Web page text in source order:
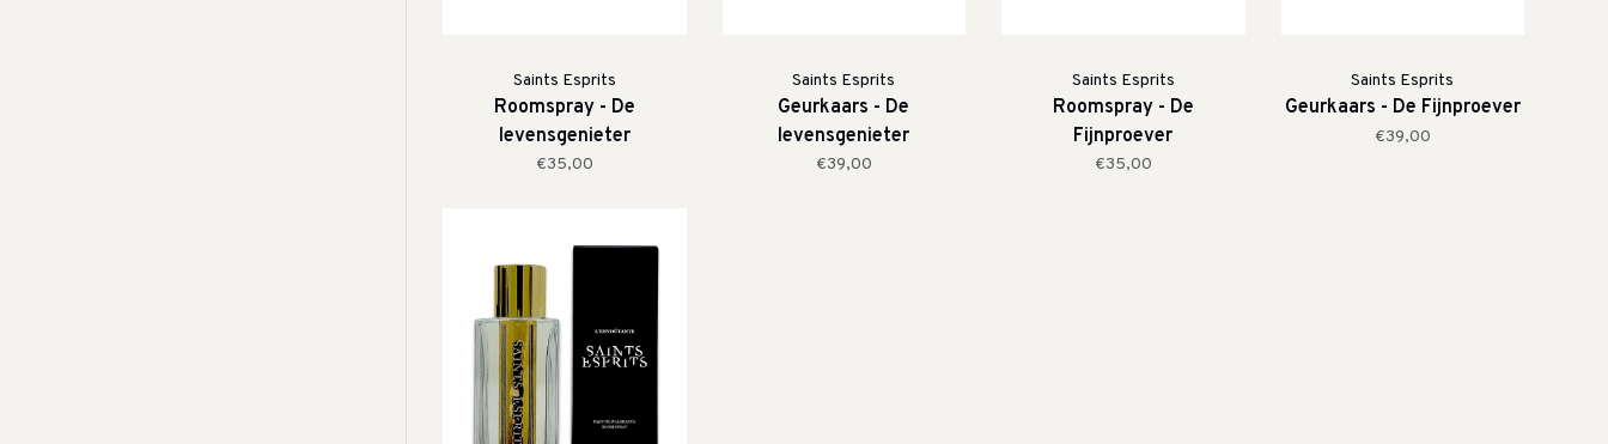
Saints Esprits
Roomspray - De
levensgenieter
€35,00
Saints Esprits
Geurkaars - De
levensgenieter
€39,00
Saints Esprits
Roomspray - De
Fijnproever
€35,00
Saints Esprits
Geurkaars - De Fijnproever
€39,00